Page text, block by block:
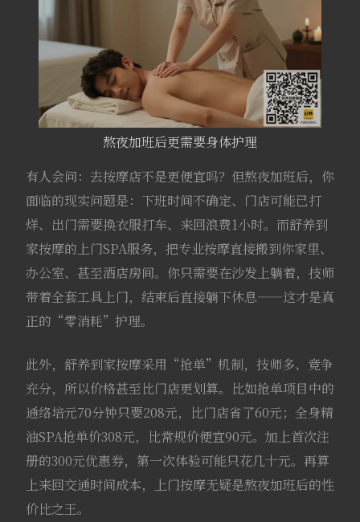
熬夜加班后更需要身体护理
有人会问：去按摩店不是更便宜吗？但熬夜加班后，你
面临的现实问题是：下班时间不确定、门店可能已打
烊、出门需要换衣服打车、来回浪费1小时。而舒养到
家按摩的上门SPA服务，把专业按摩直接搬到你家里、
办公室、甚至酒店房间。你只需要在沙发上躺着，技师
带着全套工具上门，结束后直接躺下休息——这才是真
正的“零消耗”护理。
此外，舒养到家按摩采用“抢单”机制，技师多、竞争
充分，所以价格甚至比门店更划算。比如抢单项目中的
通络培元70分钟只要208元，比门店省了60元；全身精
油SPA抢单价308元，比常规价便宜90元。加上首次注
册的300元优惠券，第一次体验可能只花几十元。再算
上来回交通时间成本，上门按摩无疑是熬夜加班后的性
价比之王。